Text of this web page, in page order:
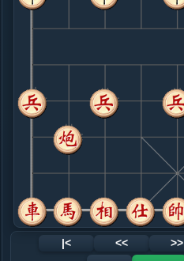
.....马９退８
黑+2
7. 车九进一
黑+1
8. 车九平二
红+4
.....马８进９
红+6
9. 车二进三
红+5
.....车１平６
10. 仕四进五
红+3
.....车６进５
红+18
红+19
.....车６平７
红+141
12. 兵七进一
红+111
红+89
|< << >>